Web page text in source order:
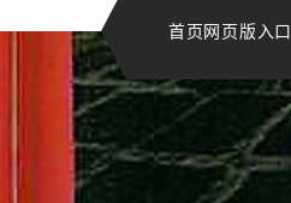
首页网页版入口